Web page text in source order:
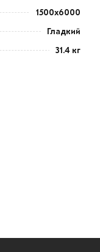
1500х6000
Гладкий
31.4 кг